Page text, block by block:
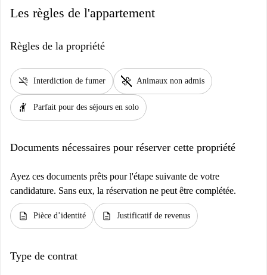
Les règles de l'appartement
Règles de la propriété
smoke_free Interdiction de fumer pet_supplies Animaux non admis
hail Parfait pour des séjours en solo
Documents nécessaires pour réserver cette propriété
Ayez ces documents prêts pour l'étape suivante de votre
candidature. Sans eux, la réservation ne peut être complétée.
description Pièce d’identité description Justificatif de revenus
Type de contrat